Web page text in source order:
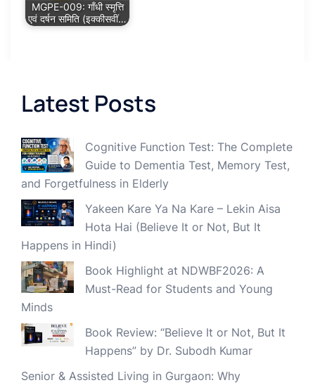
MGPE-009: गाँधी स्मृत्ति
एवं दर्षन समिति (इक्कीसवीं…
Latest Posts
Cognitive Function Test: The Complete
Guide to Dementia Test, Memory Test,
and Forgetfulness in Elderly
Yakeen Kare Ya Na Kare – Lekin Aisa
Hota Hai (Believe It or Not, But It
Happens in Hindi)
Book Highlight at NDWBF2026: A
Must-Read for Students and Young
Minds
Book Review: “Believe It or Not, But It
Happens” by Dr. Subodh Kumar
Senior & Assisted Living in Gurgaon: Why